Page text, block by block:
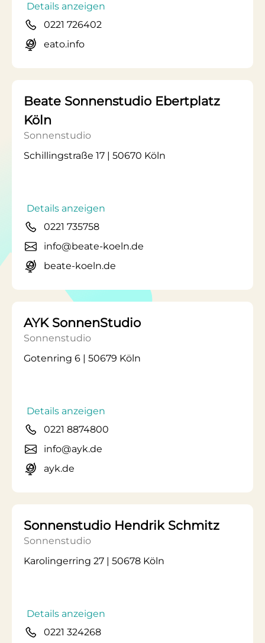
Details anzeigen
0221 726402
eato.info
Beate Sonnenstudio Ebertplatz
Köln
Sonnenstudio
Schillingstraße 17 | 50670 Köln
Details anzeigen
0221 735758
info@beate-koeln.de
beate-koeln.de
AYK SonnenStudio
Sonnenstudio
Gotenring 6 | 50679 Köln
Details anzeigen
0221 8874800
info@ayk.de
ayk.de
Sonnenstudio Hendrik Schmitz
Sonnenstudio
Karolingerring 27 | 50678 Köln
Details anzeigen
0221 324268